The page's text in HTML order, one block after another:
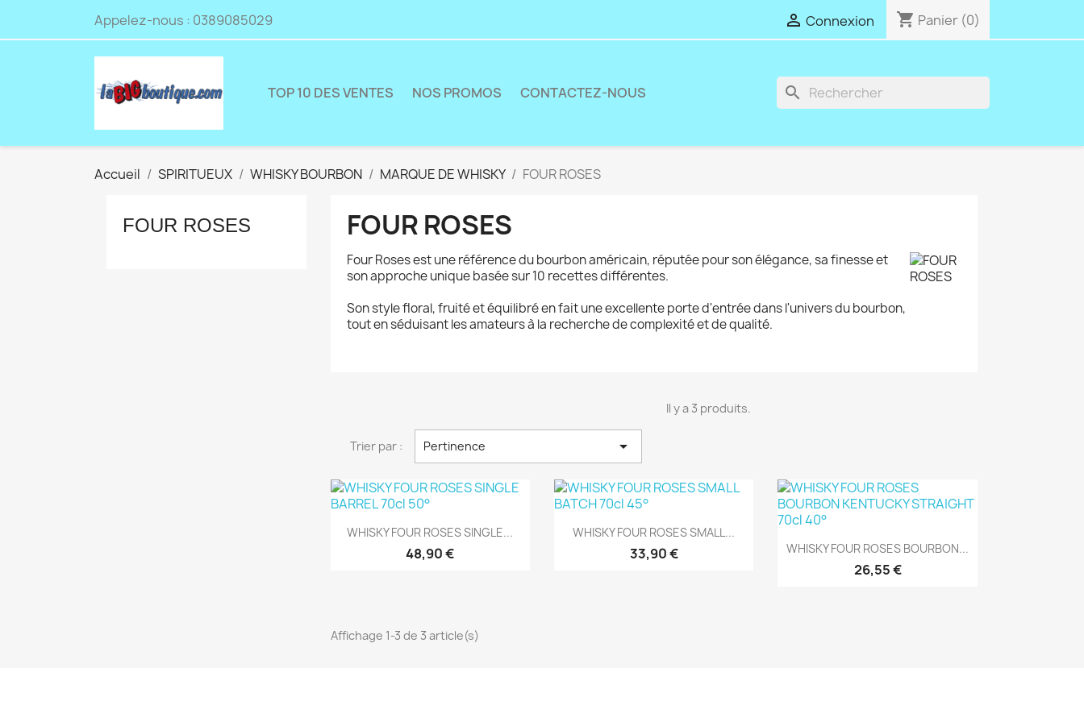
Appelez-nous : 0389085029  Connexion shopping_cart Panier (0)
TOP 10 DES VENTES NOS PROMOS CONTACTEZ-NOUS search
Accueil SPIRITUEUX WHISKY BOURBON MARQUE DE WHISKY FOUR ROSES
FOUR ROSES FOUR ROSES
Four Roses est une référence du bourbon américain, réputée pour son élégance, sa finesse et
son approche unique basée sur 10 recettes différentes.
Son style floral, fruité et équilibré en fait une excellente porte d'entrée dans l'univers du bourbon,
tout en séduisant les amateurs à la recherche de complexité et de qualité.
Il y a 3 produits.
Trier par : Pertinence 
Aperçu rapide
WHISKY FOUR ROSES SINGLE...
48,90 €
Aperçu rapide
WHISKY FOUR ROSES SMALL...
33,90 € Aperçu rapide
WHISKY FOUR ROSES BOURBON...
26,55 €
Affichage 1-3 de 3 article(s)